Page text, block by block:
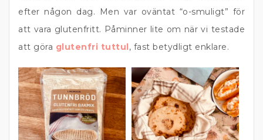
efter någon dag. Men var oväntat “o-smuligt” för
att vara glutenfritt. Påminner lite om när vi testade
att göra glutenfri tuttul, fast betydligt enklare.